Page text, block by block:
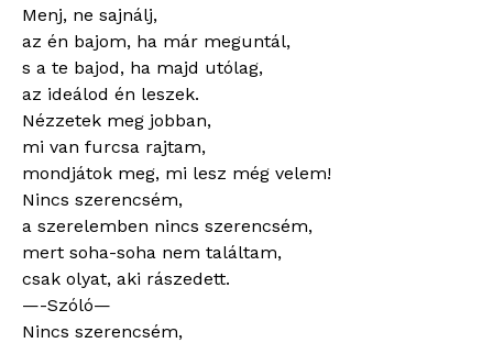
Menj, ne sajnálj,
az én bajom, ha már meguntál,
s a te bajod, ha majd utólag,
az ideálod én leszek.
Nézzetek meg jobban,
mi van furcsa rajtam,
mondjátok meg, mi lesz még velem!
Nincs szerencsém,
a szerelemben nincs szerencsém,
mert soha-soha nem találtam,
csak olyat, aki rászedett.
—-Szóló—
Nincs szerencsém,